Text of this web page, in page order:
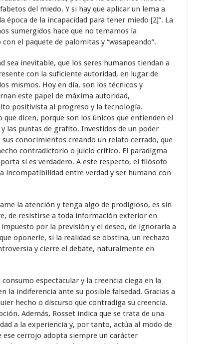
del miedo. Y si hay que aplicar un lema a
de la incapacidad para tener miedo [2]”. La
sumergidos hace que no temamos la
el paquete de palomitas y “wasapeando”.
sea inevitable, que los seres humanos tiendan a
con la suficiente autoridad, en lugar de
mismos. Hoy en día, son los técnicos y
este papel de máxima autoridad,
positivista al progreso y la tecnología.
dicen, porque son los únicos que entienden el
las puntas de grafito. Investidos de un poder
conocimientos creando un relato cerrado, que
contradictorio o juicio crítico. El paradigma
si es verdadero. A este respecto, el filósofo
incompatibilidad entre verdad y ser humano con
la atención y tenga algo de prodigioso, es sin
de resistirse a toda información exterior en
por la previsión y el deseo, de ignorarla a
oponerle, si la realidad se obstina, un rechazo
y cierre el debate, naturalmente en
espectacular y la creencia ciega en la
la indiferencia ante su posible falsedad. Gracias a
hecho o discurso que contradiga su creencia.
Además, Rosset indica que se trata de una
a la experiencia y, por tanto, actúa al modo de
cerrojo adopta siempre un carácter